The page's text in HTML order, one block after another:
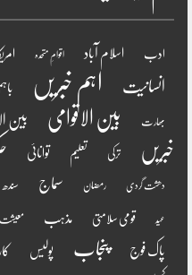
ادب اسلام آباد اقوامِ متحدہ
انسانیت اہم خبریں
بھارت بین الاقوامی بین
خبریں
ترکی تعلیم توانائی
دھشت گردی رمضان سماج سندھ
عید قومی سلامتی مذہب معیشت
پاک فوج پنجاب پولیس